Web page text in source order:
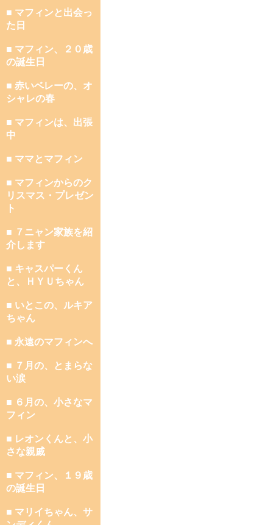
■ マフィンと出会っ
た日
■ マフィン、２０歳
の誕生日
■ 赤いベレーの、オ
シャレの春
■ マフィンは、出張
中
■ ママとマフィン
■ マフィンからのク
リスマス・プレゼン
ト
■ ７ニャン家族を紹
介します
■ キャスパーくん
と、ＨＹＵちゃん
■ いとこの、ルキア
ちゃん
■ 永遠のマフィンへ
■ ７月の、とまらな
い涙
■ ６月の、小さなマ
フィン
■ レオンくんと、小
さな親戚
■ マフィン、１９歳
の誕生日
■ マリイちゃん、サ